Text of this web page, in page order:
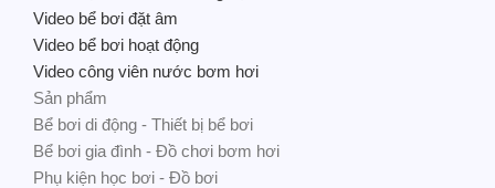
Video bể bơi đặt âm
Video bể bơi hoạt động
Video công viên nước bơm hơi
Sản phẩm
Bể bơi di động - Thiết bị bể bơi
Bể bơi gia đình - Đồ chơi bơm hơi
Phụ kiện học bơi - Đồ bơi